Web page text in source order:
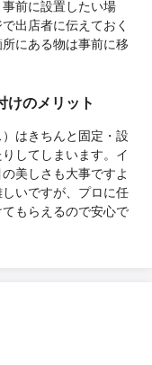
前に設置したい場
出店者に伝えておく
にある物は事前に移
けのメリット
はきちんと固定・設
してしまいます。イ
美しさも大事ですよ
いですが、プロに任
もらえるので安心で